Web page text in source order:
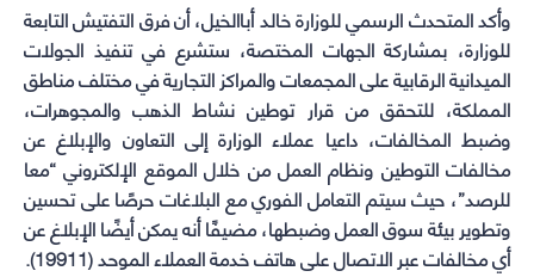
وأكد المتحدث الرسمي للوزارة خالد أباالخيل، أن فرق التفتيش التابعة
للوزارة، بمشاركة الجهات المختصة، ستشرع في تنفيذ الجولات
الميدانية الرقابية على المجمعات والمراكز التجارية في مختلف مناطق
المملكة، للتحقق من قرار توطين نشاط الذهب والمجوهرات،
وضبط المخالفات، داعيا عملاء الوزارة إلى التعاون والإبلاغ عن
مخالفات التوطين ونظام العمل من خلال الموقع الإلكتروني “معا
للرصد”، حيث سيتم التعامل الفوري مع البلاغات حرصًا على تحسين
وتطوير بيئة سوق العمل وضبطها، مضيفًا أنه يمكن أيضًا الإبلاغ عن
أي مخالفات عبر الاتصال على هاتف خدمة العملاء الموحد (19911).